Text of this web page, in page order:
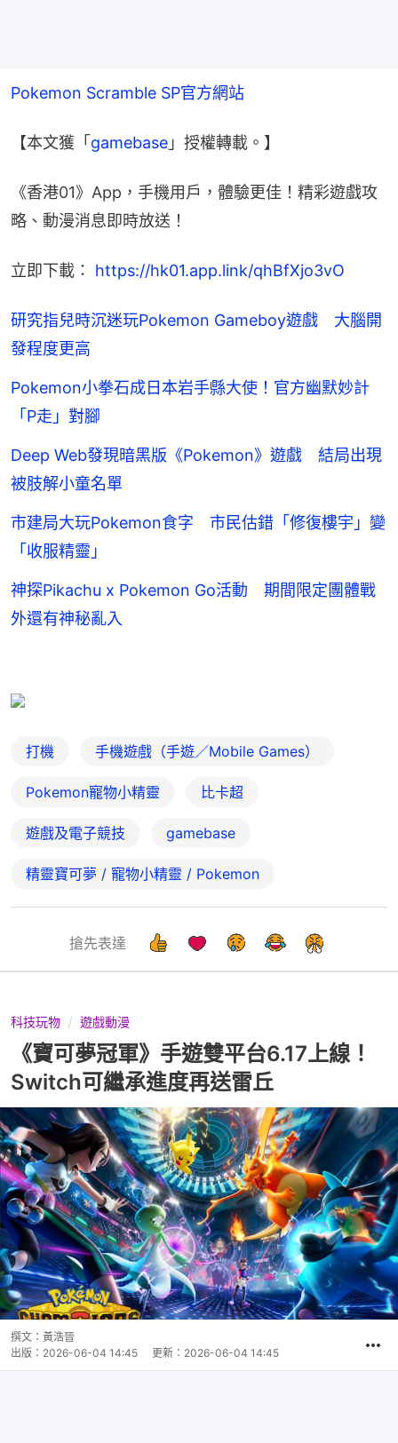
Pokemon Scramble SP官方網站
【本文獲「 gamebase 」授權轉載。】
《香港01》App，手機用戶，體驗更佳！精彩遊戲攻
略、動漫消息即時放送！
立即下載： https://hk01.app.link/qhBfXjo3vO
研究指兒時沉迷玩Pokemon Gameboy遊戲 大腦開
發程度更高
Pokemon小拳石成日本岩手縣大使！官方幽默妙計
「P走」對腳
Deep Web發現暗黑版《Pokemon》遊戲 結局出現
被肢解小童名單
市建局大玩Pokemon食字 市民估錯「修復樓宇」變
「收服精靈」
神探Pikachu x Pokemon Go活動 期間限定團體戰
外還有神秘亂入
打機 手機遊戲（手遊／Mobile Games）
Pokemon寵物小精靈 比卡超
遊戲及電子競技 gamebase
精靈寶可夢 / 寵物小精靈 / Pokemon
搶先表達
科技玩物 遊戲動漫
《寶可夢冠軍》手遊雙平台6.17上線！
Switch可繼承進度再送雷丘
撰文： 黃浩晉
出版： 2026-06-04 14:45 更新： 2026-06-04 14:45